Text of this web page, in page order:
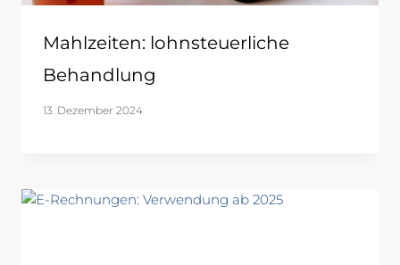
Mahlzeiten: lohnsteuerliche
Behandlung
13. Dezember 2024